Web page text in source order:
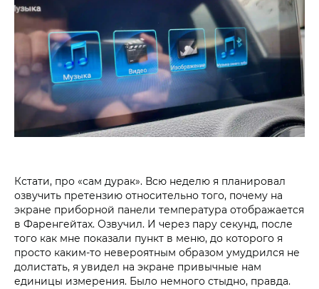
Кстати, про «сам дурак». Всю неделю я планировал
озвучить претензию относительно того, почему на
экране приборной панели температура отображается
в Фаренгейтах. Озвучил. И через пару секунд, после
того как мне показали пункт в меню, до которого я
просто каким-то невероятным образом умудрился не
долистать, я увидел на экране привычные нам
единицы измерения. Было немного стыдно, правда.